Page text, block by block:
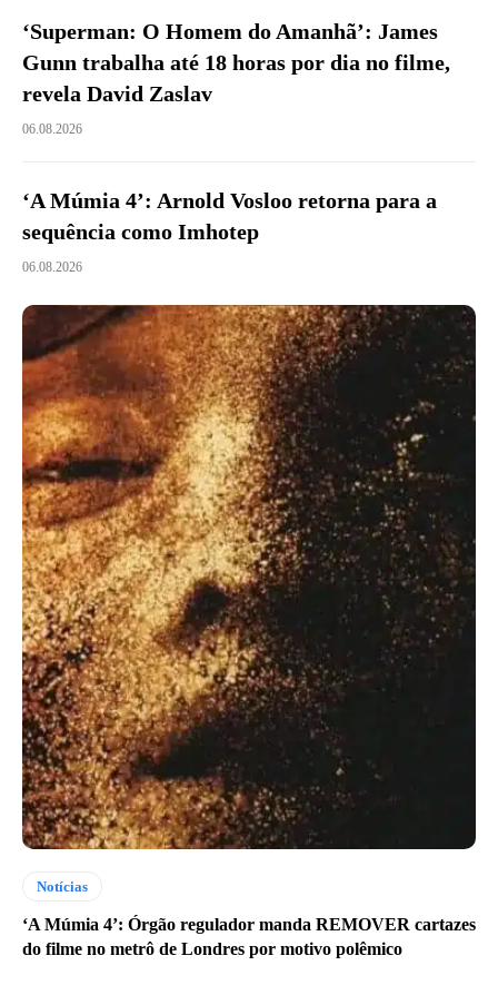
‘Superman: O Homem do Amanhã’: James
Gunn trabalha até 18 horas por dia no filme,
revela David Zaslav
06.08.2026
‘A Múmia 4’: Arnold Vosloo retorna para a
sequência como Imhotep
06.08.2026
Notícias
‘A Múmia 4’: Órgão regulador manda REMOVER cartazes
do filme no metrô de Londres por motivo polêmico